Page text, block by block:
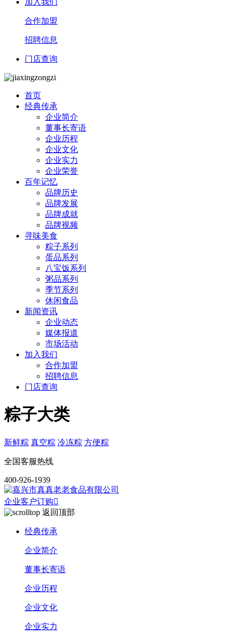
合作加盟
招聘信息
门店查询
首页
经典传承
企业简介
董事长寄语
企业历程
企业文化
企业实力
企业荣誉
百年记忆
品牌历史
品牌发展
品牌成就
品牌视频
寻味美食
粽子系列
蛋品系列
八宝饭系列
粥品系列
季节系列
休闲食品
新闻资讯
企业动态
媒体报道
市场活动
加入我们
合作加盟
招聘信息
门店查询
粽子大类
新鲜粽 真空粽 冷冻粽 方便粽
全国客服热线
400-926-1939
企业客户订购
返回顶部
经典传承
企业简介
董事长寄语
企业历程
企业文化
企业实力